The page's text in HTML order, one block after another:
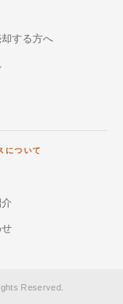
する方へ
について
Reserved.